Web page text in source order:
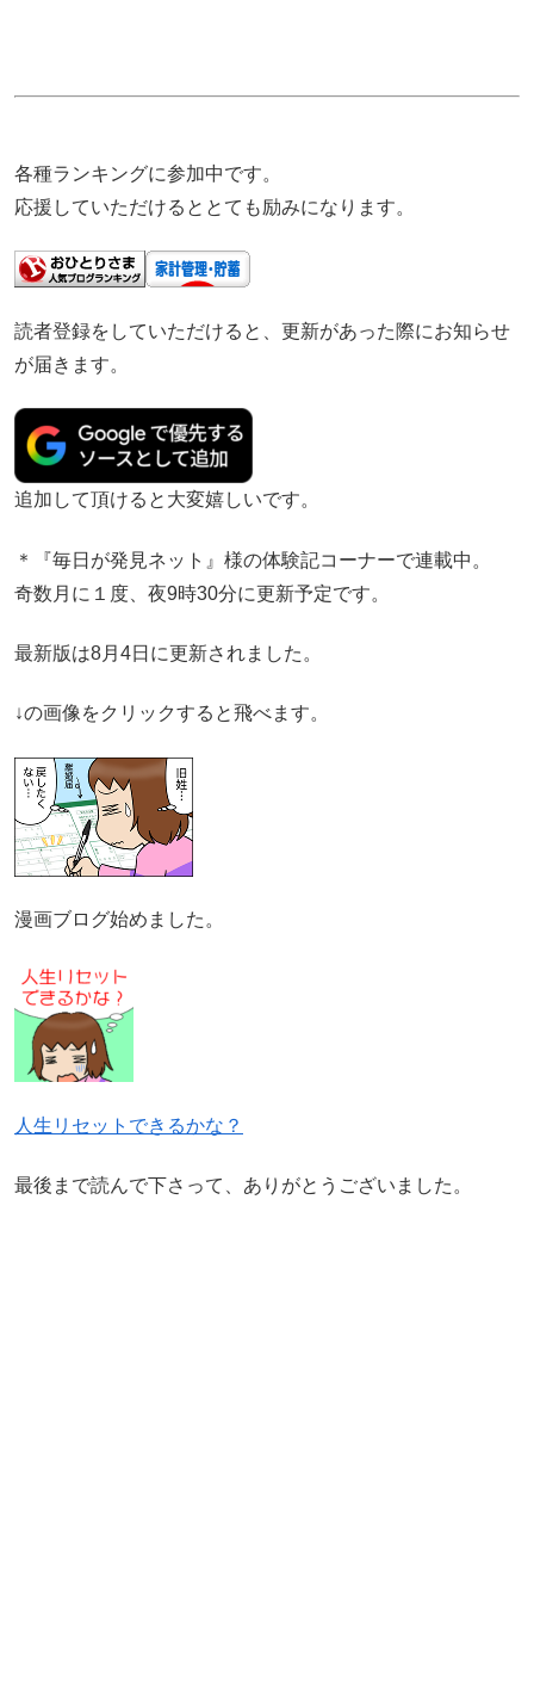
各種ランキングに参加中です。
応援していただけるととても励みになります。
読者登録をしていただけると、更新があった際にお知らせ
が届きます。
追加して頂けると大変嬉しいです。
＊『毎日が発見ネット』様の体験記コーナーで連載中。
奇数月に１度、夜9時30分に更新予定です。
最新版は8月4日に更新されました。
↓の画像をクリックすると飛べます。
漫画ブログ始めました。
人生リセットできるかな？
最後まで読んで下さって、ありがとうございました。